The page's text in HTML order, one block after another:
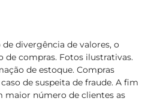
divergência de valores, o
de compras. Fotos ilustrativas.
de estoque. Compras
de suspeita de fraude. A fim
maior número de clientes as